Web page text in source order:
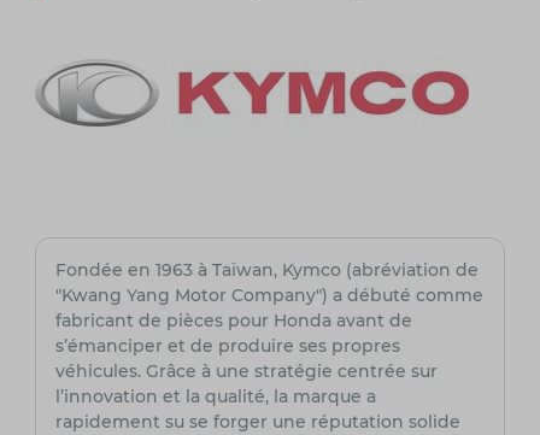
Fondée en 1963 à Taïwan, Kymco (abréviation de
"Kwang Yang Motor Company") a débuté comme
fabricant de pièces pour Honda avant de
s’émanciper et de produire ses propres
véhicules. Grâce à une stratégie centrée sur
l’innovation et la qualité, la marque a
rapidement su se forger une réputation solide